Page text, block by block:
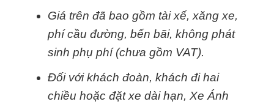
Giá trên đã bao gồm tài xế, xăng xe,
phí cầu đường, bến bãi, không phát
sinh phụ phí (chưa gồm VAT).
Đối với khách đoàn, khách đi hai
chiều hoặc đặt xe dài hạn, Xe Ánh